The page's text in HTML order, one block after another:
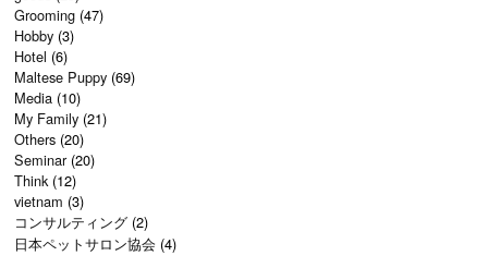
Grooming (47)
Hobby (3)
Hotel (6)
Maltese Puppy (69)
Media (10)
My Family (21)
Others (20)
Seminar(20)
Think(12)
vietnam (3)
コンサルティング (2)
日本ペットサロン協会 (4)